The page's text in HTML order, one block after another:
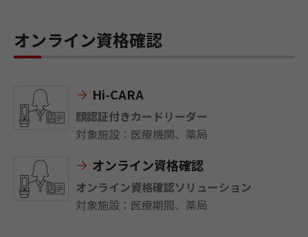
オンライン資格確認
Hi-CARA
顔認証付きカードリーダー
対象施設：医療機関、薬局
オンライン資格確認
オンライン資格確認ソリューション
対象施設：医療期間、薬局